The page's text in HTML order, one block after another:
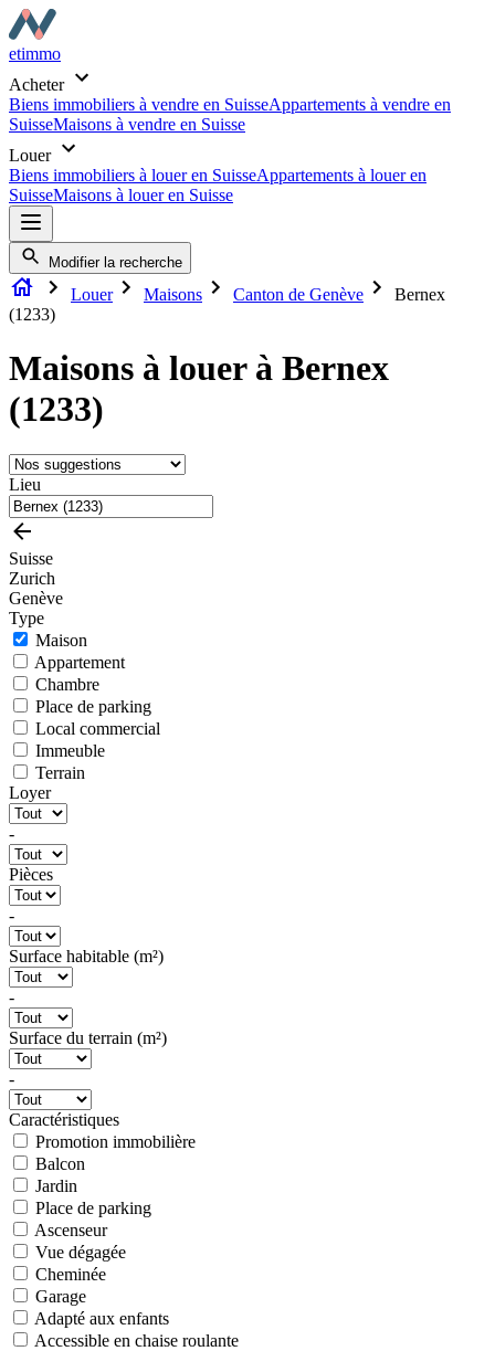
etimmo
Acheter
Biens immobiliers à vendre en SuisseAppartements à vendre en
SuisseMaisons à vendre en Suisse
Louer
Biens immobiliers à louer en SuisseAppartements à louer en
SuisseMaisons à louer en Suisse
Modifier la recherche
Louer Maisons Canton de Genève
Bernex
(1233)
Maisons à louer à Bernex
(1233)
Lieu
Suisse
Zurich
Genève
Type
Maison
Appartement
Chambre
Place de parking
Local commercial
Immeuble
Terrain
Loyer
-
Pièces
-
Surface habitable (m²)
-
Surface du terrain (m²)
-
Caractéristiques
Promotion immobilière
Balcon
Jardin
Place de parking
Ascenseur
Vue dégagée
Cheminée
Garage
Adapté aux enfants
Accessible en chaise roulante